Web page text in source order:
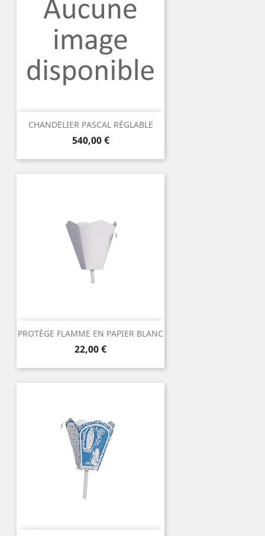
CHANDELIER PASCAL RÉGLABLE
Prix
540,00 €
PROTÈGE FLAMME EN PAPIER BLANC
Prix
22,00 €